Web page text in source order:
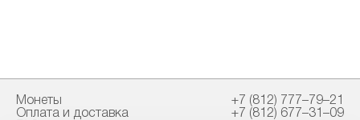
Монеты
Оплата и доставка
+7 (812) 777–79–21
+7 (812) 677–31–09